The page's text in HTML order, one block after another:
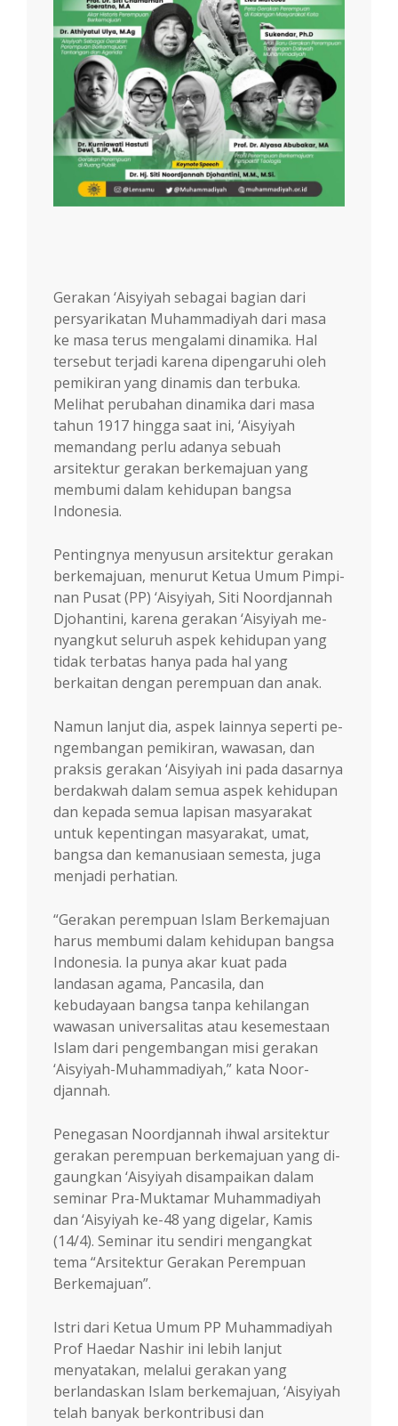
Gerakan ‘Aisyiyah sebagai bagian dari
persyarikatan Muham­ma­diyah dari masa
ke masa terus me­ngalami dinamika. Hal
ter­sebut terjadi karena dipengaruhi oleh
pemikiran yang dinamis dan terbuka.
Melihat perubahan dinamika dari masa
tahun 1917 hingga saat ini, ‘Aisyiyah
memandang per­lu adanya sebuah
arsitektur gerakan berke­ma­juan yang
membumi dalam kehidupan bangsa
Indonesia.
Pentingnya menyusun arsitektur gerakan
ber­ke­majuan, menurut Ketua Umum Pimpi­
nan Pusat (PP) ‘Aisyi­yah, Siti Noordjannah
Djohantini, karena gera­kan ‘Aisyiyah me­
nyang­kut seluruh aspek kehidupan yang
tidak terbatas hanya pada hal yang
berkaitan dengan perempuan dan anak.
Namun lanjut dia, aspek lainnya seperti pe­
n­gembangan pemikiran, wawasan, dan
prak­sis gerakan ‘Aisyiyah ini pada dasarnya
ber­dakwah dalam semua aspek kehidupan
dan ke­­pada semua lapisan masyarakat
untuk ke­pen­tingan masyarakat, umat,
bangsa dan ke­ma­nusiaan semesta, juga
menjadi perhatian.
“Gerakan perempuan Islam Berkemajuan
harus membumi dalam kehidupan bangsa
In­donesia. Ia punya akar kuat pada
landasan aga­­ma, Pancasila, dan
kebudayaan bangsa tanpa kehilangan
wawasan universalitas atau kesemestaan
Islam dari pengembangan misi gerakan
‘Aisyiyah-Muhammadiyah,” kata Noor­
djannah.
Penegasan Noordjannah ihwal arsitektur
gerakan perempuan berkemajuan yang di­
gaung­kan ‘Aisyiyah disampaikan dalam
semi­nar Pra-Muktamar Muhammadiyah
dan ‘Aisyi­yah ke-48 yang digelar, Kamis
(14/4). Seminar itu sendiri mengangkat
tema “Arsitektur Gera­kan Perempuan
Berkemajuan”.
Istri dari Ketua Umum PP Muhammadiyah
Prof Haedar Nashir ini lebih lanjut
menyata­kan, melalui gerakan yang
berlandaskan Islam ber­kemajuan, ‘Aisyiyah
telah banyak berkon­tri­busi dan